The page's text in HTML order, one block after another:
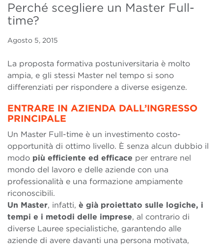
Perché scegliere un Master Full-
time?
Agosto 5, 2015
La proposta formativa postuniversitaria è molto
ampia, e gli stessi Master nel tempo si sono
differenziati per rispondere a diverse esigenze.
ENTRARE IN AZIENDA DALL’INGRESSO
PRINCIPALE
Un Master Full-time è un investimento costo-
opportunità di ottimo livello. È senza alcun dubbio il
modo più efficiente ed efficace per entrare nel
mondo del lavoro e delle aziende con una
professionalità e una formazione ampiamente
riconoscibili.
Un Master, infatti, è già proiettato sulle logiche, i
tempi e i metodi delle imprese, al contrario di
diverse Lauree specialistiche, garantendo alle
aziende di avere davanti una persona motivata,